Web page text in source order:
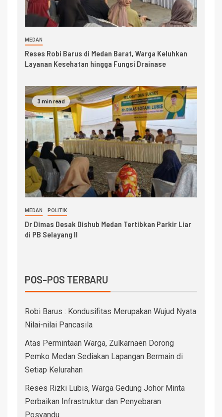
MEDAN
Reses Robi Barus di Medan Barat, Warga Keluhkan
Layanan Kesehatan hingga Fungsi Drainase
3 min read
MEDAN POLITIK
Dr Dimas Desak Dishub Medan Tertibkan Parkir Liar
di PB Selayang II
POS-POS TERBARU
Robi Barus : Kondusifitas Merupakan Wujud Nyata
Nilai-nilai Pancasila
Atas Permintaan Warga, Zulkarnaen Dorong
Pemko Medan Sediakan Lapangan Bermain di
Setiap Kelurahan
Reses Rizki Lubis, Warga Gedung Johor Minta
Perbaikan Infrastruktur dan Penyebaran
Posyandu